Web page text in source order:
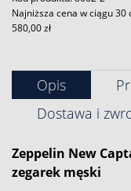
Najniższa cena w ciągu 30
580,00 zł
Opis
Dostawa i
Zeppelin New
zegarek męski